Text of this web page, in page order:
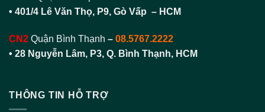
• 401/4 Lê Văn Thọ, P9, Gò Vấp – HCM
CN2 Quận Bình Thạnh – 08.5767.2222
• 28 Nguyễn Lâm, P3, Q. Bình Thạnh, HCM
THÔNG TIN HỖ TRỢ